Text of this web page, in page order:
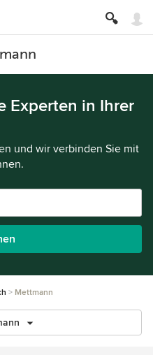
Experten in Ihrer
und wir verbinden Sie mit
Mettmann